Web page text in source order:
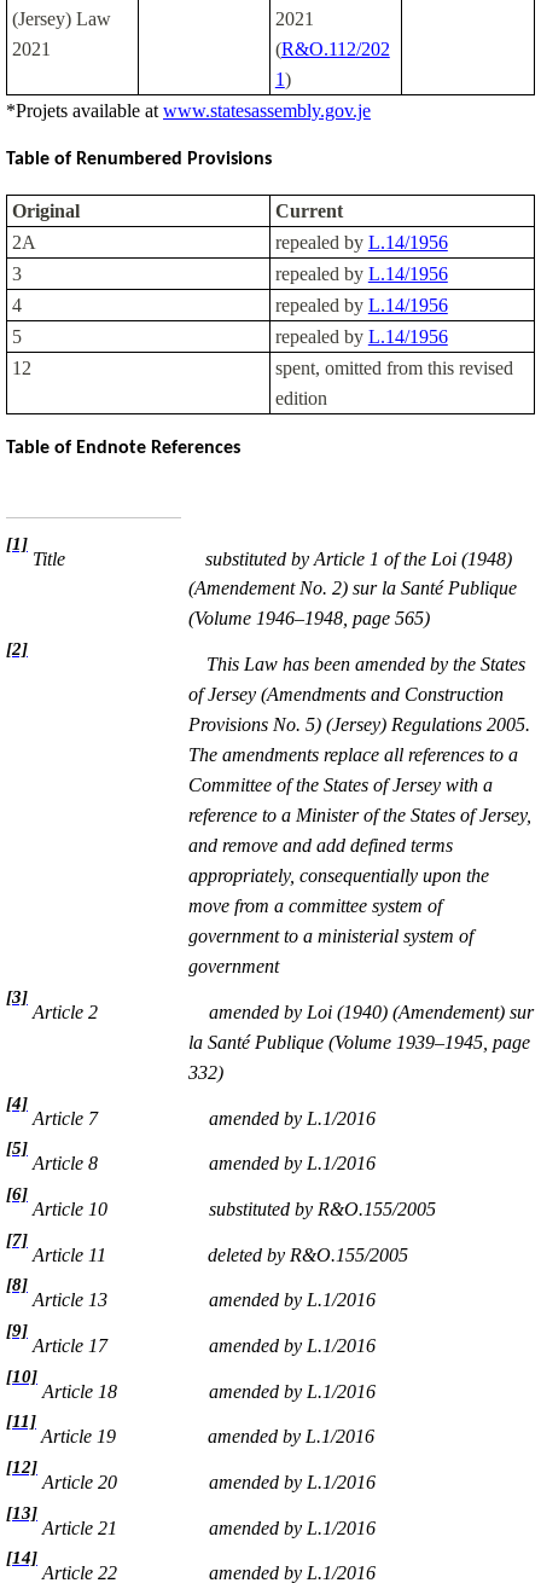
(Jersey) Law
2021
2021
(R&O.112/202
1)
*Projets available at www.statesassembly.gov.je
Table of Renumbered Provisions
Original
Current
2A
repealed by L.14/1956
3
repealed by L.14/1956
4
repealed by L.14/1956
5
repealed by L.14/1956
12
spent, omitted from this revised
edition
Table of Endnote References
[1]
Title
substituted by Article 1 of the Loi (1948)
(Amendement No. 2) sur la Santé Publique
(Volume 1946–1948, page 565)
[2]
This Law has been amended by the States
of Jersey (Amendments and Construction
Provisions No. 5) (Jersey) Regulations 2005.
The amendments replace all references to a
Committee of the States of Jersey with a
reference to a Minister of the States of Jersey,
and remove and add defined terms
appropriately, consequentially upon the
move from a committee system of
government to a ministerial system of
government
[3]
Article 2
amended by Loi (1940) (Amendement) sur
la Santé Publique (Volume 1939–1945, page
332)
[4]
Article 7 amended by L.1/2016
[5]
Article 8 amended by L.1/2016
[6]
Article 10 substituted by R&O.155/2005
[7]
Article 11 deleted by R&O.155/2005
[8]
Article 13 amended by L.1/2016
[9]
Article 17 amended by L.1/2016
[10]
Article 18 amended by L.1/2016
[11]
Article 19 amended by L.1/2016
[12]
Article 20 amended by L.1/2016
[13]
Article 21 amended by L.1/2016
[14]
Article 22 amended by L.1/2016